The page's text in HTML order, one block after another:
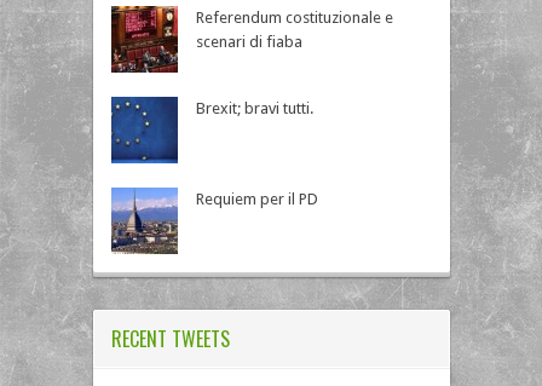
Referendum costituzionale e
scenari di fiaba
Brexit; bravi tutti.
Requiem per il PD
RECENT TWEETS